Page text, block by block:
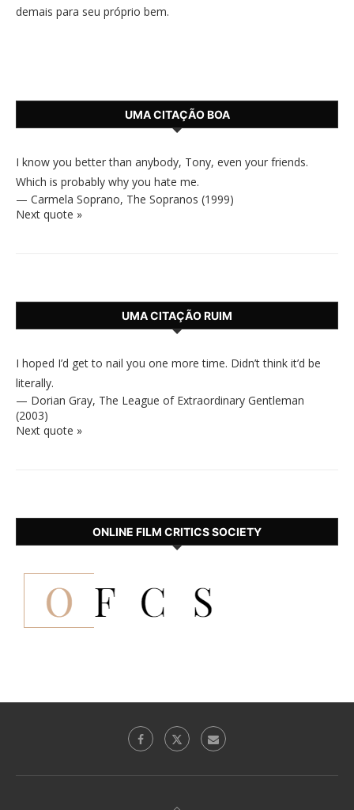
demais para seu próprio bem.
UMA CITAÇÃO BOA
I know you better than anybody, Tony, even your friends.
Which is probably why you hate me.
— Carmela Soprano, The Sopranos (1999)
Next quote »
UMA CITAÇÃO RUIM
I hoped I’d get to nail you one more time. Didn’t think it’d be
literally.
— Dorian Gray, The League of Extraordinary Gentleman
(2003)
Next quote »
ONLINE FILM CRITICS SOCIETY